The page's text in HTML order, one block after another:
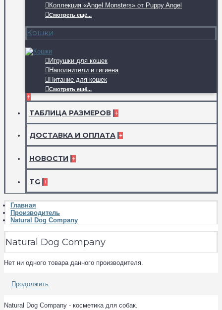
Коллекция «Angel Monsters» от Puppy Angel
Смотреть ещё...
Кошки
Игрушки для кошек
Наполнители и гигиена
Питание для кошек
Смотреть ещё...
+
ТАБЛИЦА РАЗМЕРОВ +
ДОСТАВКА И ОПЛАТА +
НОВОСТИ +
TG +
Главная
Производитель
Natural Dog Company
Natural Dog Company
Нет ни одного товара данного производителя.
Продолжить
Natural Dog Company - косметика для собак.